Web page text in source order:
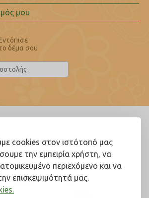
cookies στον ιστότοπό μας
την εμπειρία χρήστη, να
περιεχόμενο και να
επισκεψιμότητά μας.
μου
δέμα σου
μας!